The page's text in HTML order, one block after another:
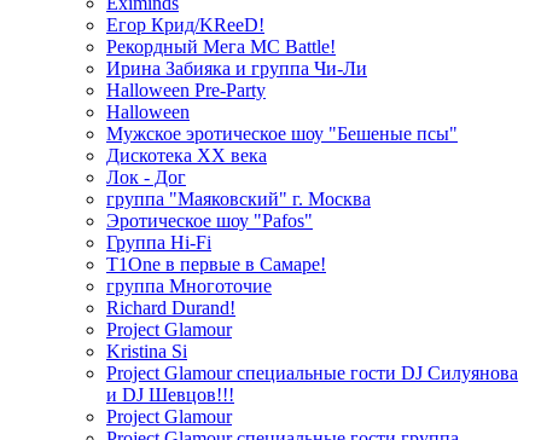
Егор Крид/KReeD!
Рекордный Мега МС Battle!
Ирина Забияка и группа Чи-Ли
Halloween Pre-Party
Halloween
Мужское эротическое шоу "Бешеные псы"
Дискотека ХХ века
Лок - Дог
группа "Маяковский" г. Москва
Эротическое шоу "Pafos"
Группа Hi-Fi
T1One в первые в Самаре!
группа Многоточие
Richard Durand!
Project Glamour
Kristina Si
Project Glamour специальные гости DJ Силуянова
и DJ Шевцов!!!
Project Glamour